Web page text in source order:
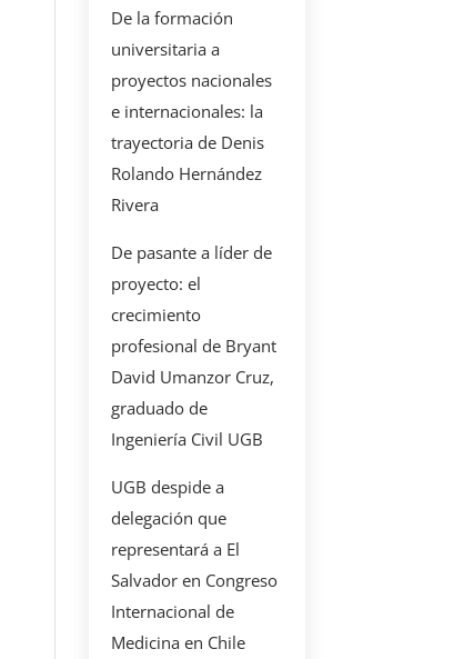
De la formación
universitaria a
proyectos nacionales
e internacionales: la
trayectoria de Denis
Rolando Hernández
Rivera
De pasante a líder de
proyecto: el
crecimiento
profesional de Bryant
David Umanzor Cruz,
graduado de
Ingeniería Civil UGB
UGB despide a
delegación que
representará a El
Salvador en Congreso
Internacional de
Medicina en Chile